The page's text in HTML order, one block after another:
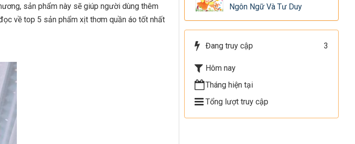
sản phẩm này sẽ giúp người dùng thêm
về top 5 sản phẩm xịt thơm quần áo tốt nhất
Ngôn Ngữ Và Tư Duy
Đang truy cập 3
Hôm nay
Tháng hiện tại
Tổng lượt truy cập